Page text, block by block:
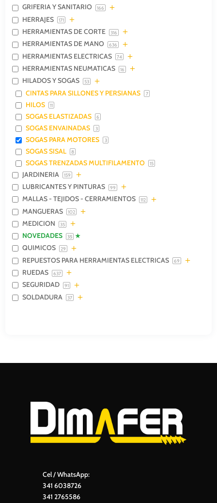
GRIFERIA Y SANITARIO 166
HERRAJES 171
HERRAMIENTAS DE CORTE 316
HERRAMIENTAS DE MANO 636
HERRAMIENTAS ELECTRICAS 74
HERRAMIENTAS NEUMATICAS 16
HILADOS Y SOGAS 53
CINTAS PARA SILLONES Y PERSIANAS 7
HILOS 11
SOGAS ELASTIZADAS 6
SOGAS ENVAINADAS 3
SOGAS PARA MOTORES 3
SOGAS SISAL 8
SOGAS TRENZADAS MULTIFILAMENTO 15
JARDINERIA 159
LUBRICANTES Y PINTURAS 99
MALLAS - TEJIDOS - CERRAMIENTOS 112
MANGUERAS 102
MEDICION 35
NOVEDADES 35
QUIMICOS 29
REPUESTOS PARA HERRAMIENTAS ELECTRICAS 69
RUEDAS 637
SEGURIDAD 91
SOLDADURA 37
Cel / WhatsApp:
341 6038726
341 2765586